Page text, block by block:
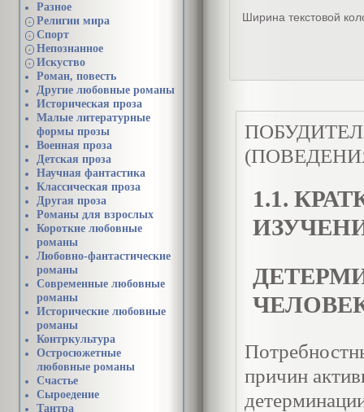
Разное
+ Религии мира
+ Спорт
+ Непознанное
+
Искуство
Роман, повесть
Другие любовные романы
Историческая проза
Малые литературные
формы прозы
Военная проза
Детская проза
Научная фантастика
Классическая проза
Другая проза
Романы для взрослых
Короткие любовные
романы
Любовно-фантастические
романы
Современные любовные
романы
Исторические любовные
романы
Контркультура
Остросюжетные
любовные романы
Счастье
Сыроедение
Тантра
Ширина текстовой
1.1.
причин